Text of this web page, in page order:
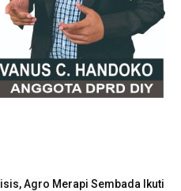
Agro Merapi Sembada Ikuti